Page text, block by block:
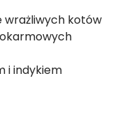
wrażliwych kotów
i indykiem